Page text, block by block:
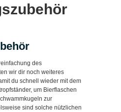
des
wir dir noch weiteres
du schnell wieder mit dem
um Bierflaschen
zur
sind solche nützlichen